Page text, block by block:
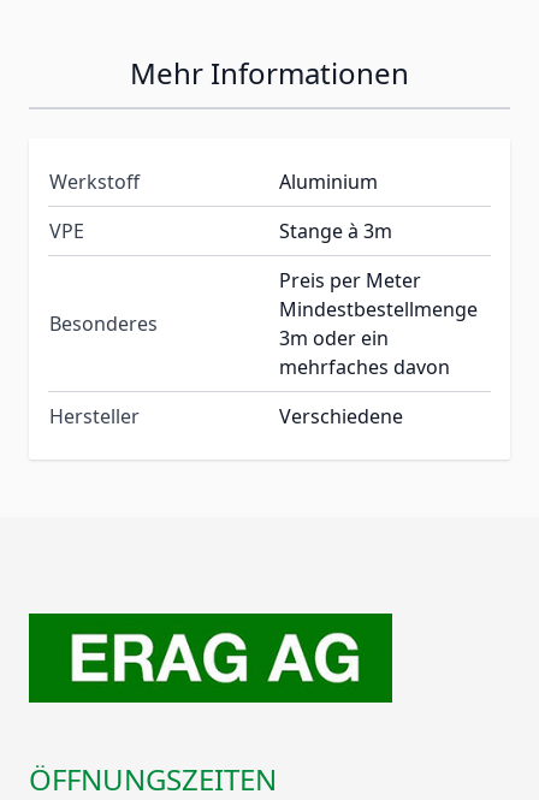
Mehr Informationen
Werkstoff
Aluminium
VPE
Stange à 3m
Besonderes
Preis per Meter
Mindestbestellmenge
3m oder ein
mehrfaches davon
Hersteller
Verschiedene
ÖFFNUNGSZEITEN